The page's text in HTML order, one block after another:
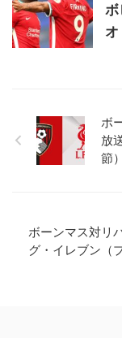
ボ
放
節）
ボーンマス対リ
グ・イレブン（